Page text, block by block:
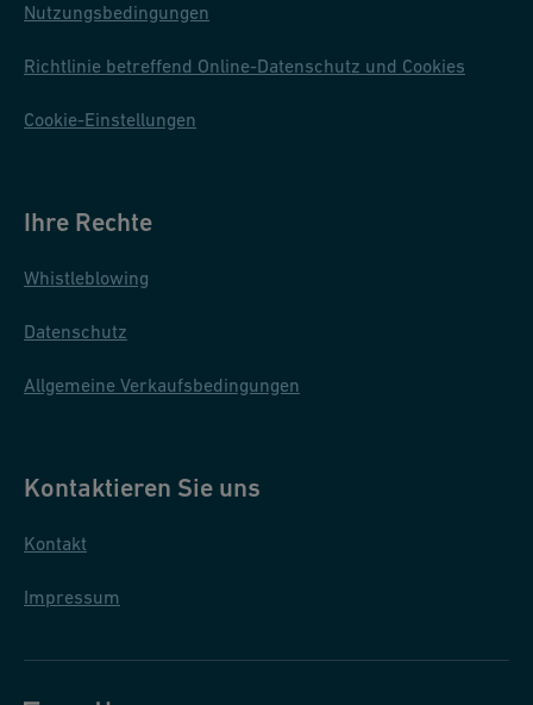
Nutzungsbedingungen
Richtlinie betreffend Online-Datenschutz und Cookies
Cookie-Einstellungen
Ihre Rechte
Whistleblowing
Datenschutz
Allgemeine Verkaufsbedingungen
Kontaktieren Sie uns
Kontakt
Impressum